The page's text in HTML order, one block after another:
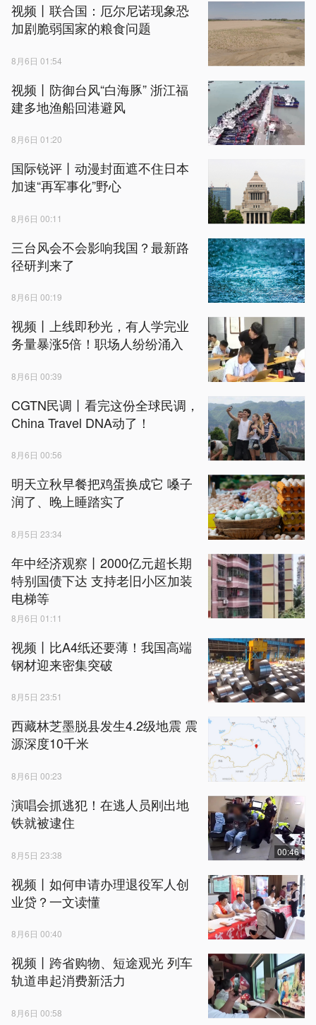
视频丨联合国：厄尔尼诺现象恐
加剧脆弱国家的粮食问题
8月6日 01:54
视频丨防御台风“白海豚” 浙江福
建多地渔船回港避风
8月6日 01:20
国际锐评丨动漫封面遮不住日本
加速“再军事化”野心
8月6日 00:11
三台风会不会影响我国？最新路
径研判来了
8月6日 00:19
视频丨上线即秒光，有人学完业
务量暴涨5倍！职场人纷纷涌入
8月6日 00:39
CGTN民调丨看完这份全球民调，
China Travel DNA动了！
8月6日 00:56
明天立秋早餐把鸡蛋换成它 嗓子
润了、晚上睡踏实了
8月5日 23:34
年中经济观察丨2000亿元超长期
特别国债下达 支持老旧小区加装
电梯等
8月6日 01:11
视频丨比A4纸还要薄！我国高端
钢材迎来密集突破
8月5日 23:51
西藏林芝墨脱县发生4.2级地震 震
源深度10千米
8月6日 00:23
演唱会抓逃犯！在逃人员刚出地
铁就被逮住
8月5日 23:38 00:46
视频丨如何申请办理退役军人创
业贷？一文读懂
8月6日 00:40
视频丨跨省购物、短途观光 列车
轨道串起消费新活力
8月6日 00:58